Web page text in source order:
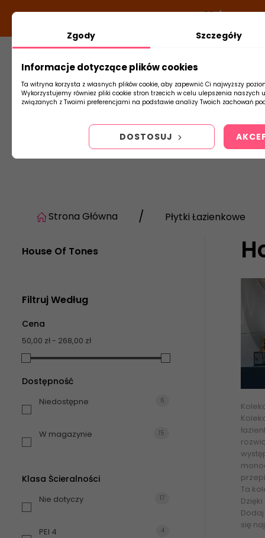
DODATKOWY RABAT Z KODEM:NEWLOOK26/
Płytki
Strona Główna Płytki Łazienkowe
House Of Tones
Filtruj Według
Cena
50,00 zł - 268,00 zł
Dostępność
Niedostępne 6
W magazynie 15
Klasa Ścieralności
Nie dotyczy 17
PEI 4 4
Ta
się
Zgody Szczegóły
Informacje dotyczące plików cookies
Ta witryna korzysta z własnych plików cookie, aby zapewnić Ci najwyższy
Wykorzystujemy również pliki cookie stron trzecich w celu ulepszenia
związanych z Twoimi preferencjami na podstawie analizy Twoich zachowań
DOSTOSUJ